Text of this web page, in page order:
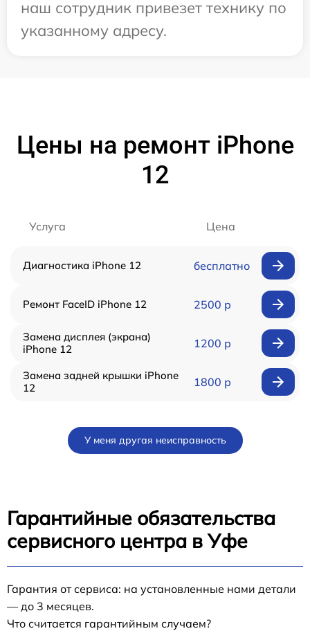
наш сотрудник привезет технику по
указанному адресу.
Цены на ремонт iPhone
12
Услуга Цена
Диагностика iPhone 12 бесплатно
Ремонт FaceID iPhone 12 2500 р
Замена дисплея (экрана)
iPhone 12
1200 р
Замена задней крышки iPhone
12
1800 р
У меня другая неисправность
Гарантийные обязательства
сервисного центра в Уфе
Гарантия от сервиса: на установленные нами детали
— до 3 месяцев.
Что считается гарантийным случаем?